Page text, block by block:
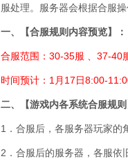
服处理。服务器会根据合服
一、【合服规则内容预览】：
合服范围：30-35服 、37-40
时间预计：1月17日8:00-
二、【游戏内各系统合服规则
1．合服后，各服务器玩家的
2．合服后的服务器，各服依